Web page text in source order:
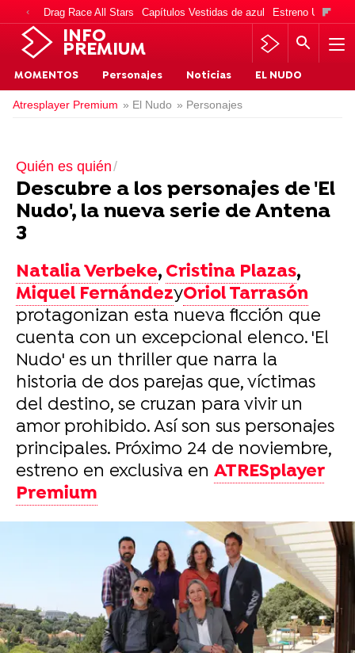
Drag Race All Stars Capítulos Vestidas de azul Estreno Una
INFO
PREMIUM
MOMENTOS Personajes Noticias EL NUDO
Atresplayer Premium » El Nudo » Personajes
Quién es quién
Descubre a los personajes de 'El
Nudo', la nueva serie de Antena
3
Natalia Verbeke, Cristina Plazas,
Miquel FernándezyOriol Tarrasón
protagonizan esta nueva ficción que
cuenta con un excepcional elenco. 'El
Nudo' es un thriller que narra la
historia de dos parejas que, víctimas
del destino, se cruzan para vivir un
amor prohibido. Así son sus personajes
principales. Próximo 24 de noviembre,
estreno en exclusiva en ATRESplayer
Premium